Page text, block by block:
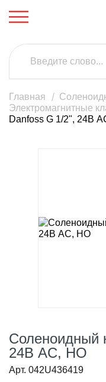
Главная
Электромагнитные
Danfoss G 1/2", 24В
Соленоидный
24В AC, НО
Арт. 042U436419